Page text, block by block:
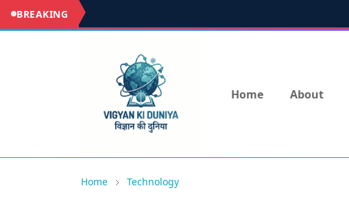
BREAKING
Home About
Home Technology